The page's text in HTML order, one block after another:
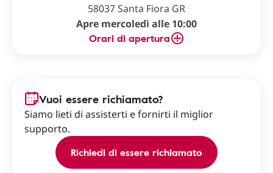
58037 Santa Fiora GR
Apre mercoledì alle 10:00
Orari di apertura
Vuoi essere richiamato?
Siamo lieti di assisterti e fornirti il miglior
supporto.
Richiedi di essere richiamato